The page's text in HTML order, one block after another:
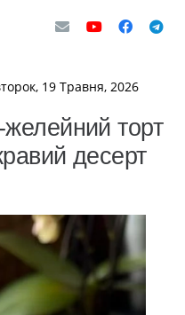
19 Травня, 2026
торт
десерт